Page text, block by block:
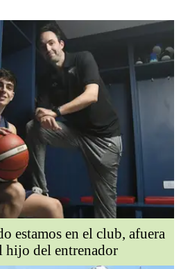
estamos en el club, afuera
hijo del entrenador